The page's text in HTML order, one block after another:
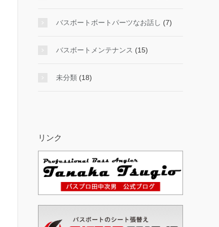
バスボートボートパーツなお話し (7)
バスボートメンテナンス (15)
未分類 (18)
リンク